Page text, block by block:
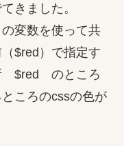
きました。
変数を使って共
$red）で指定す
$red のところ
ころのcssの色が